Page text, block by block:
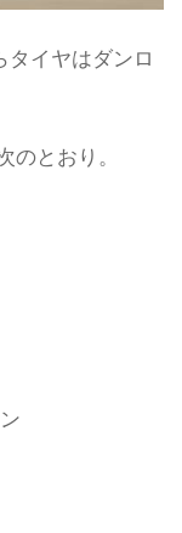
タイヤはダンロ
のとおり。